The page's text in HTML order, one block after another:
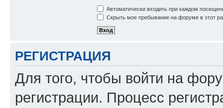
Автоматически входить при каждом
Скрыть мое пребывание на форуме в этот
РЕГИСТРАЦИЯ
Для того, чтобы войти на
регистрации. Процесс